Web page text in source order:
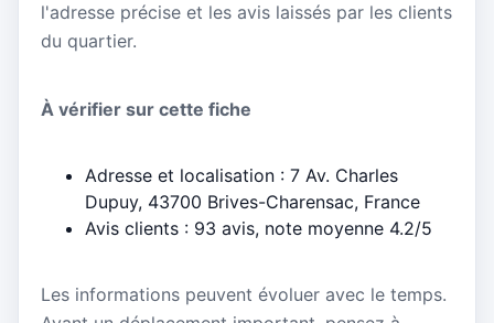
l'adresse précise et les avis laissés par les clients
du quartier.
À vérifier sur cette fiche
Adresse et localisation : 7 Av. Charles
Dupuy, 43700 Brives-Charensac, France
Avis clients : 93 avis, note moyenne 4.2/5
Les informations peuvent évoluer avec le temps.